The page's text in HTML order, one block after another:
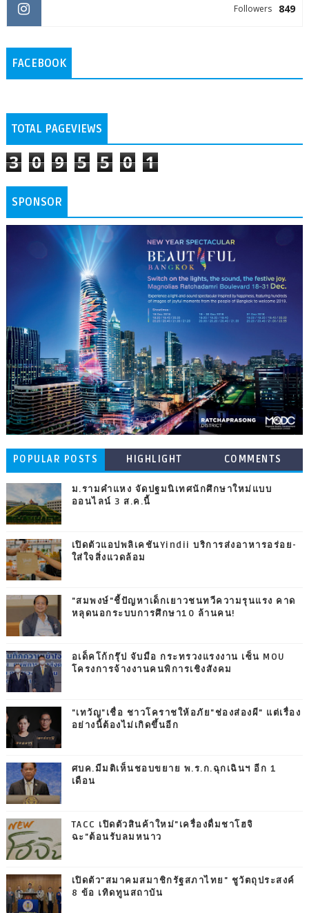
849
Followers
FACEBOOK
TOTAL PAGEVIEWS
3 0 9 5 5 0 1
SPONSOR
POPULAR POSTS HIGHLIGHT COMMENTS
ม.รามคำแหง จัดปฐมนิเทศนักศึกษาใหม่แบบ
ออนไลน์ 3 ส.ค.นี้
เปิดตัวแอปพลิเคชันYindii บริการส่งอาหารอร่อย-
ใส่ใจสิ่งแวดล้อม
"สมพงษ์"ชี้ปัญหาเด็กเยาวชนทวีความรุนแรง คาด
หลุดนอกระบบการศึกษา10 ล้านคน!
อเด็คโก้กรุ๊ป จับมือ กระทรวงแรงงาน เซ็น MOU
โครงการจ้างงานคนพิการเชิงสังคม
"เทวัญ"เชื่อ ชาวโคราชให้อภัย"ช่องส่องผี" แต่เรื่อง
อย่างนี้ต้องไม่เกิดขึ้นอีก
ศบค.มีมติเห็นชอบขยาย พ.ร.ก.ฉุกเฉินฯ อีก 1
เดือน
TACC เปิดตัวสินค้าใหม่"เครื่องดื่มชาโฮจิ
ฉะ"ต้อนรับลมหนาว
เปิดตัว"สมาคมสมาชิกรัฐสภาไทย" ชูวัตถุประสงค์
8 ข้อ เทิดทูนสถาบัน